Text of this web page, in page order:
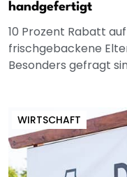
handgefertigt
10 Prozent Rabatt
frischgebackene
Besonders gefragt
WIRTSCHAFT